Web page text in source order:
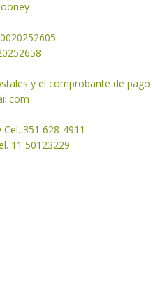
y el comprobante de pago
351 628-4911
11 50123229